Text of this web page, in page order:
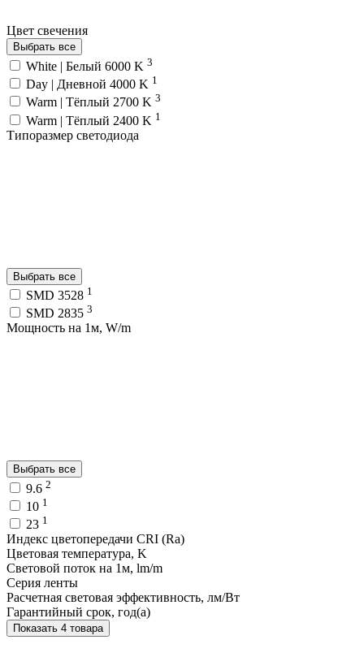
Цвет свечения
Выбрать все
White | Белый 6000 K 3
Day | Дневной 4000 K 1
Warm | Тёплый 2700 K 3
Warm | Тёплый 2400 K 1
Типоразмер светодиода
Выбрать все
SMD 3528 1
SMD 2835 3
Мощность на 1м, W/m
Выбрать все
9.6 2
10 1
23 1
Индекс цветопередачи CRI (Ra)
Цветовая температура, K
Световой поток на 1м, lm/m
Серия ленты
Расчетная световая эффективность, лм/Вт
Гарантийный срок, год(а)
Показать 4 товара